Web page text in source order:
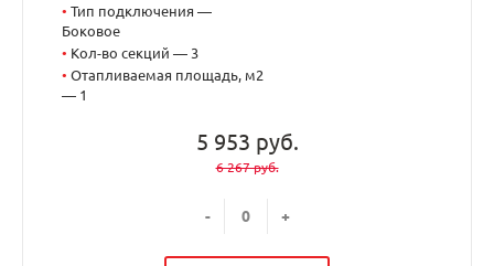
• Тип подключения —
Боковое
• Кол-во секций — 3
• Отапливаемая площадь, м2
— 1
5 953 руб.
6 267 руб.
- +